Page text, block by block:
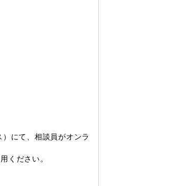
にて、相談員がオンラ
ください。